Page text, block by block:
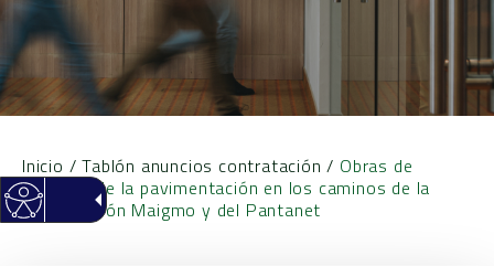
Inicio /Tablón anuncios contratación / Obras de
refuerzo de la pavimentación en los caminos de la
prolongación Maigmo y del Pantanet